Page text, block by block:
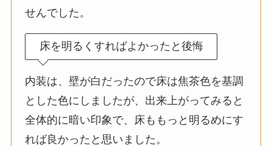
せんでした。
床を明るくすればよかったと後悔
内装は、壁が白だったので床は焦茶色を基調
とした色にしましたが、出来上がってみると
全体的に暗い印象で、床ももっと明るめにす
れば良かったと思いました。